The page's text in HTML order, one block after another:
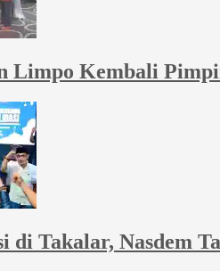
Limpo Kembali
di Takalar, Nasdem